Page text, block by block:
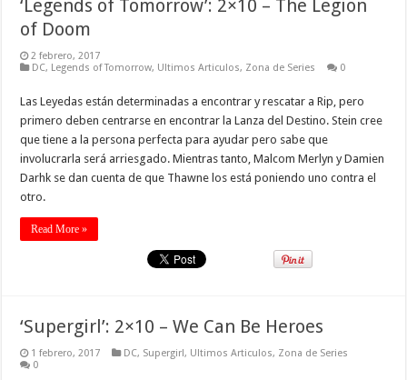
‘Legends of Tomorrow’: 2×10 – The Legion
of Doom
2 febrero, 2017
DC, Legends of Tomorrow, Ultimos Articulos, Zona de Series 0
Las Leyedas están determinadas a encontrar y rescatar a Rip, pero
primero deben centrarse en encontrar la Lanza del Destino. Stein cree
que tiene a la persona perfecta para ayudar pero sabe que
involucrarla será arriesgado. Mientras tanto, Malcom Merlyn y Damien
Darhk se dan cuenta de que Thawne los está poniendo uno contra el
otro.
Read More »
‘Supergirl’: 2×10 – We Can Be Heroes
1 febrero, 2017 DC, Supergirl, Ultimos Articulos, Zona de Series
0